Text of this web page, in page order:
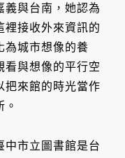
義與台南，她認為
裡接收外來資訊的
為城市想像的養
看與想像的平行空
把來館的時光當作
中市立圖書館是台